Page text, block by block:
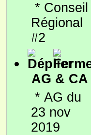
* Conseil
Régional
#2
AG & CA
* AG du
23 nov
2019